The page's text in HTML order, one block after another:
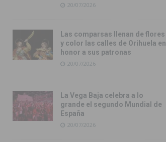
20/07/2026
Las comparsas llenan de flores
y color las calles de Orihuela en
honor a sus patronas
20/07/2026
La Vega Baja celebra a lo
grande el segundo Mundial de
España
20/07/2026